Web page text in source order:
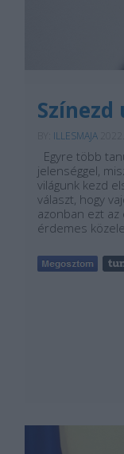
ILLESMAJA
Egyre több
jelenséggel,
világunk kezd
választ, hogy
azonban ezt
érdemes